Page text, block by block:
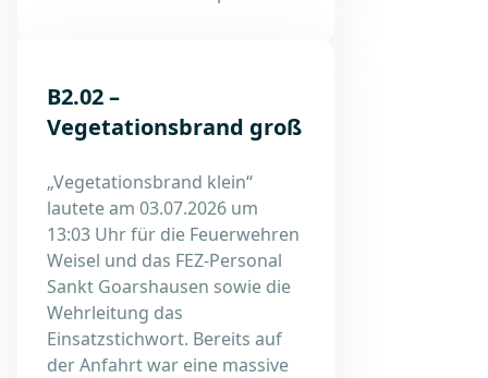
B2.02 –
Vegetationsbrand groß
„Vegetationsbrand klein“
lautete am 03.07.2026 um
13:03 Uhr für die Feuerwehren
Weisel und das FEZ-Personal
Sankt Goarshausen sowie die
Wehrleitung das
Einsatzstichwort. Bereits auf
der Anfahrt war eine massive